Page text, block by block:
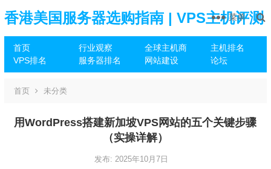
香港美国服务器选购指南 | VPS主机评测
推荐
首页 行业观察 全球主机商
主机排名
VPS排名
服务器排名 网站建设 论坛
菜单
首页 未分类
用WordPress搭建新加坡VPS网站的五个关键步骤
（实操详解）
发布: 2025年10月7日